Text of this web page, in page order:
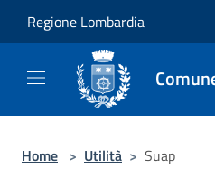
Regione Lombardia
Home > Utilità > Suap